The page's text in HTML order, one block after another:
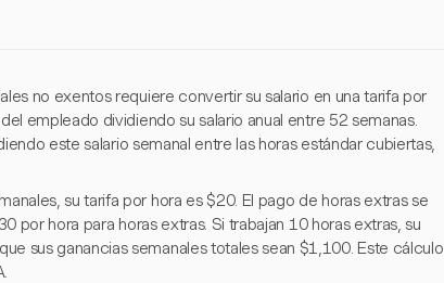
no exentos requiere convertir su salario en una tarifa por
empleado dividiendo su salario anual entre 52 semanas.
este salario semanal entre las horas estándar cubiertas,
su tarifa por hora es $20. El pago de horas extras se
por hora para horas extras. Si trabajan 10 horas extras, su
sus ganancias semanales totales sean $1,100. Este cálculo